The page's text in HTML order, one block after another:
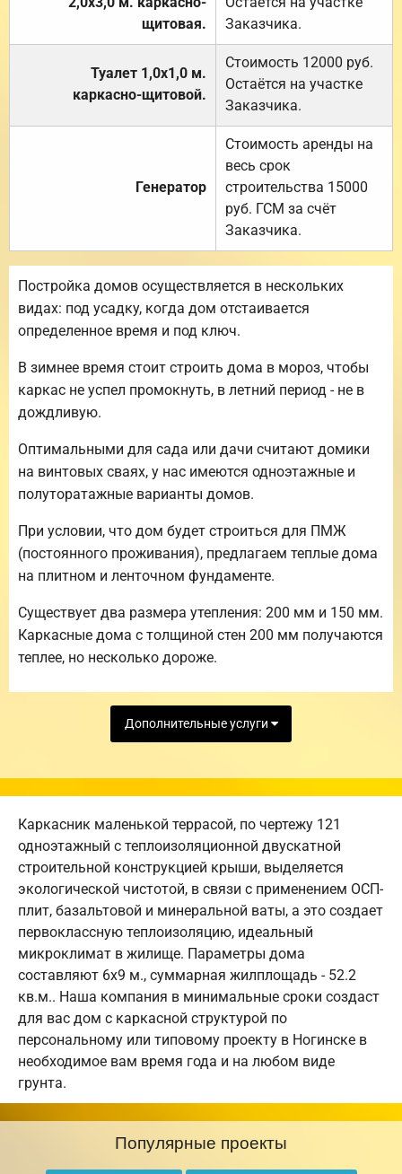
щитовая.
Заказчика.
Туалет 1,0х1,0 м.
каркасно-щитовой.
Стоимость 12000 руб.
Остаётся на участке
Заказчика.
Генератор
Стоимость аренды на
весь срок
строительства 15000
руб. ГСМ за счёт
Заказчика.
Постройка домов осуществляется в нескольких
видах: под усадку, когда дом отстаивается
определенное время и под ключ.
В зимнее время стоит строить дома в мороз, чтобы
каркас не успел промокнуть, в летний период - не в
дождливую.
Оптимальными для сада или дачи считают домики
на винтовых сваях, у нас имеются одноэтажные и
полуторатажные варианты домов.
При условии, что дом будет строиться для ПМЖ
(постоянного проживания), предлагаем теплые дома
на плитном и ленточном фундаменте.
Существует два размера утепления: 200 мм и 150 мм.
Каркасные дома с толщиной стен 200 мм получаются
теплее, но несколько дороже.
Дополнительные услуги
Каркасник маленькой террасой, по чертежу 121
одноэтажный с теплоизоляционной двускатной
строительной конструкцией крыши, выделяется
экологической чистотой, в связи с применением ОСП-
плит, базальтовой и минеральной ваты, а это создает
первоклассную теплоизоляцию, идеальный
микроклимат в жилище. Параметры дома
составляют 6х9 м., суммарная жилплощадь - 52.2
кв.м.. Наша компания в минимальные сроки создаст
для вас дом с каркасной структурой по
персональному или типовому проекту в Ногинске в
необходимое вам время года и на любом виде
грунта.
Популярные проекты